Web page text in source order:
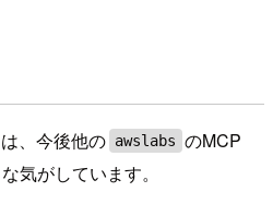
、今後他の awslabs のMCP
気がしています。